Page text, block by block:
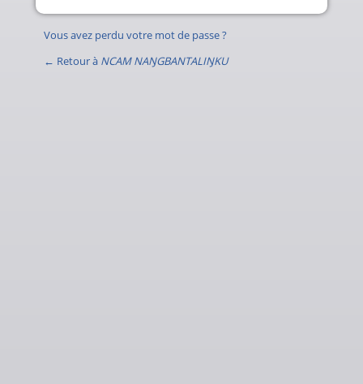
Vous avez perdu votre mot de passe ?
← Retour à NCAM NAŊGBANTALIŊKU